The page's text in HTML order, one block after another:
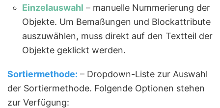
Einzelauswahl – manuelle Nummerierung der
Objekte. Um Bemaßungen und Blockattribute
auszuwählen, muss direkt auf den Textteil der
Objekte geklickt werden.
Sortiermethode: – Dropdown-Liste zur Auswahl
der Sortiermethode. Folgende Optionen stehen
zur Verfügung: